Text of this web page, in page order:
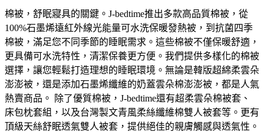
棉被，舒眠寢具的關鍵。J-bedtime推出多款高品質棉被，從
100%石墨烯遠紅外線光能量可水洗保暖發熱被，到抗菌四季
棉被，滿足您不同季節的睡眠需求。這些棉被不僅保暖舒適，
更具備可水洗特性，清潔保養更方便。我們提供多樣化的棉被
選擇，讓您輕鬆打造理想的睡眠環境。無論是韓版超綿柔雲朵
澎澎被，還是添加石墨烯纖維的奶蓋雲朵棉澎澎被，都是人氣
熱賣商品。 除了優質棉被，J-bedtime還有超柔雲朵棉被套、
床包枕套組，以及台灣製文青風柔絲纖維棉雙人被套等。更有
頂級天絲舒眠透氣雙人被套，提供絕佳的親膚觸感與透氣性。